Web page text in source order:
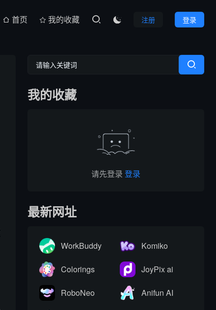
登录
注册

首页
我的收藏
我的收藏
请先登录 登录
最新网址
WorkBuddy Komiko
Colorings JoyPix ai
RoboNeo Anifun AI